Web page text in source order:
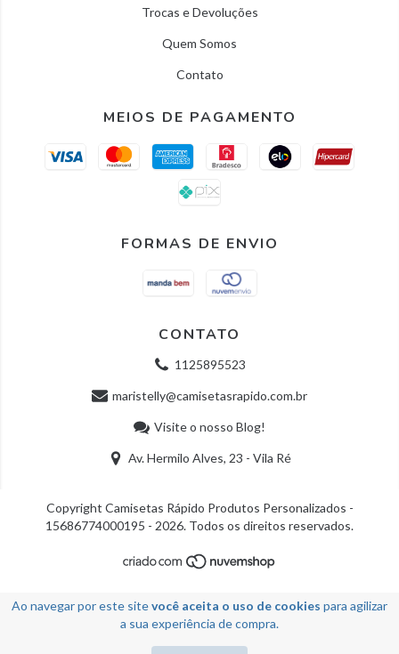
Ao navegar por este sitevocê aceita o uso de cookies para agilizar
a sua experiência de compra.
Trocas e Devoluções
Quem Somos
Contato
MEIOS DE PAGAMENTO
FORMAS DE ENVIO
CONTATO
1125895523
maristelly@camisetasrapido.com.br
Visite o nosso Blog!
Av. Hermilo Alves, 23 - Vila Ré
Copyright Camisetas Rápido Produtos Personalizados -
15686774000195 - 2026. Todos os direitos reservados.